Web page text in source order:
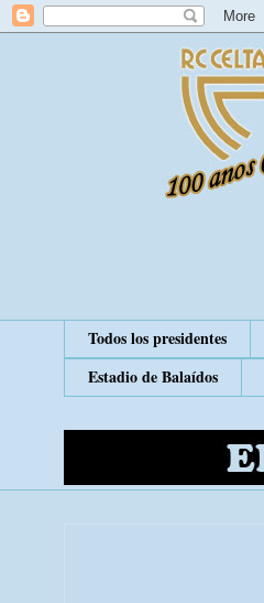
Todos los presidentes
Estadio de Balaídos